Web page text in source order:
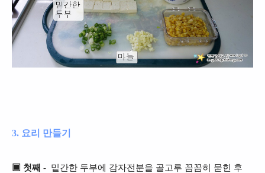
3. 요리 만들기
▣ 첫째 - 밑간한 두부에 감자전분을 골고루 꼼꼼히 묻힌 후